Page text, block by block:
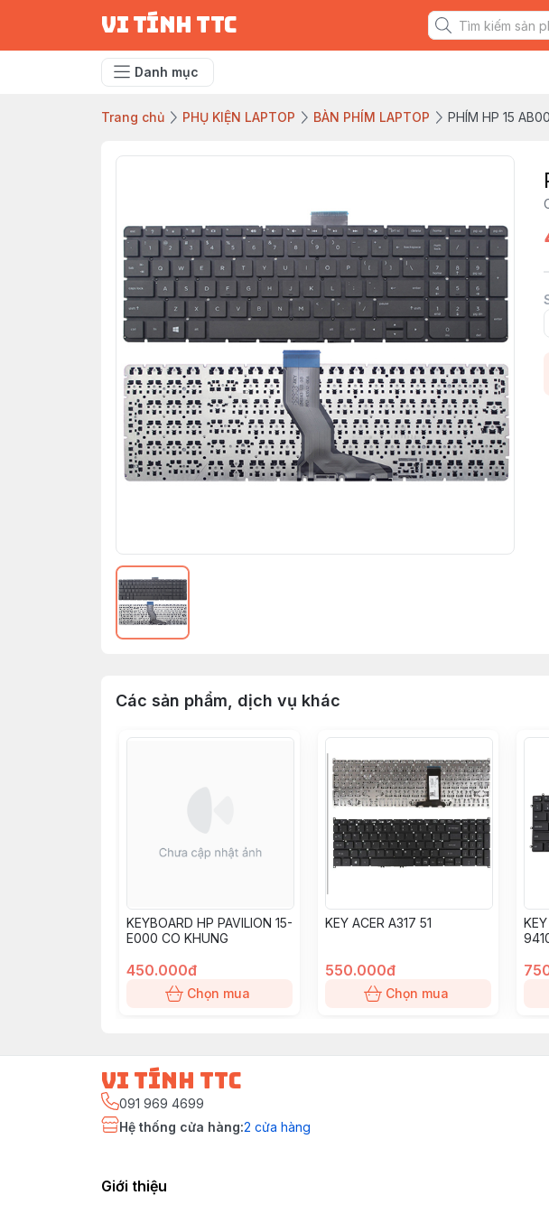
vi tính ttc
Danh mục
Trang chủ PHỤ KIỆN LAPTOP BÀN PHÍM LAPTOP PHÍM HP 15
Các sản phẩm, dịch vụ khác
KEYBOARD HP PAVILION 15-
E000 CO KHUNG
450.000đ
Chọn mua
KEY ACER A317 51
550.000đ
Chọn mua
vi tính ttc
091 969 4699
Hệ thống cửa hàng:2 cửa hàng
Giới thiệu